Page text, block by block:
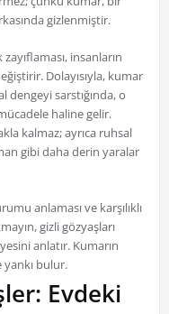
gizlenmiştir.
insanların
Dolayısıyla, kumar
dengeyi sarstığında, o
haline gelir.
kalmaz; ayrıca ruhsal
gibi daha derin yaralar
anlaması ve karşılıklı
gizli gözyaşları
anlatır. Kumarın
bulur.
Evdeki